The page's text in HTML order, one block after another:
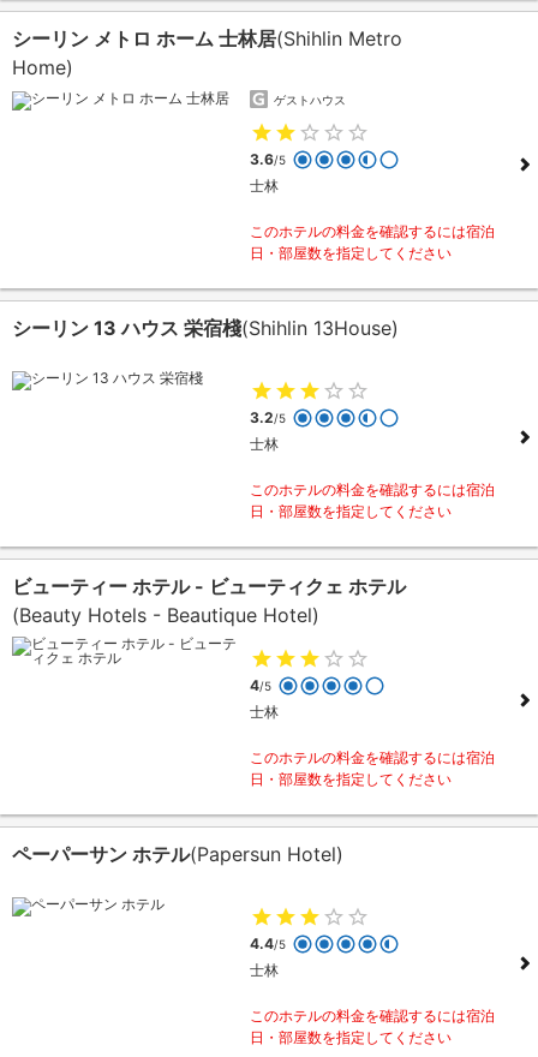
シーリン メトロ ホーム 士林居(Shihlin Metro
Home)
ゲストハウス
3.6/5
士林
このホテルの料金を確認するには宿泊
日・部屋数を指定してください
シーリン 13 ハウス 栄宿棧(Shihlin 13House)
3.2/5
士林
このホテルの料金を確認するには宿泊
日・部屋数を指定してください
ビューティー ホテル - ビューティクェ ホテル
(Beauty Hotels - Beautique Hotel)
4/5
士林
このホテルの料金を確認するには宿泊
日・部屋数を指定してください
ペーパーサン ホテル(Papersun Hotel)
4.4/5
士林
このホテルの料金を確認するには宿泊
日・部屋数を指定してください